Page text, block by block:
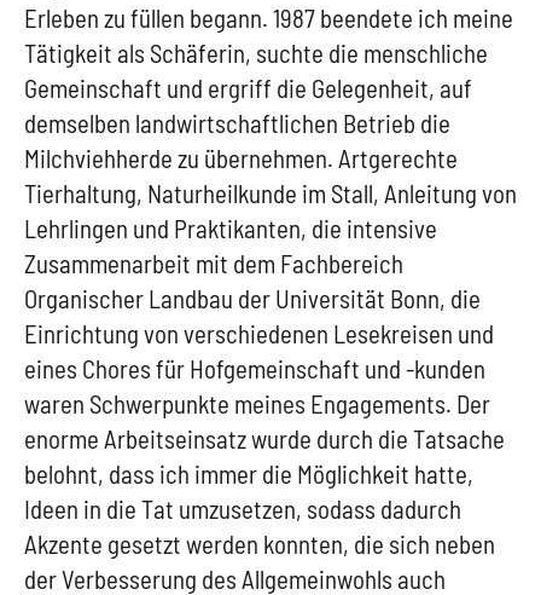
Erleben zu füllen begann. 1987 beendete ich meine
Tätigkeit als Schäferin, suchte die menschliche
Gemeinschaft und ergriff die Gelegenheit, auf
demselben landwirtschaftlichen Betrieb die
Milchviehherde zu übernehmen. Artgerechte
Tierhaltung, Naturheilkunde im Stall, Anleitung von
Lehrlingen und Praktikanten, die intensive
Zusammenarbeit mit dem Fachbereich
Organischer Landbau der Universität Bonn, die
Einrichtung von verschiedenen Lesekreisen und
eines Chores für Hofgemeinschaft und -kunden
waren Schwerpunkte meines Engagements. Der
enorme Arbeitseinsatz wurde durch die Tatsache
belohnt, dass ich immer die Möglichkeit hatte,
Ideen in die Tat umzusetzen, sodass dadurch
Akzente gesetzt werden konnten, die sich neben
der Verbesserung des Allgemeinwohls auch